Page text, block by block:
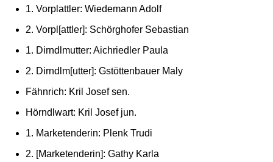
1. Vorplattler: Wiedemann Adolf
2. Vorpl[attler]: Schörghofer Sebastian
1. Dirndlmutter: Aichriedler Paula
2. Dirndlm[utter]: Gstöttenbauer Maly
Fähnrich: Kril Josef sen.
Hörndlwart: Kril Josef jun.
1. Marketenderin: Plenk Trudi
2. [Marketenderin]: Gathy Karla